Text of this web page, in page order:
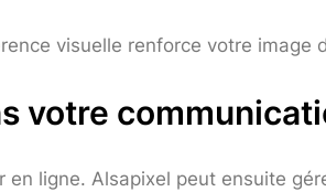
visuelle renforce votre image
votre
ligne. Alsapixel peut ensuite